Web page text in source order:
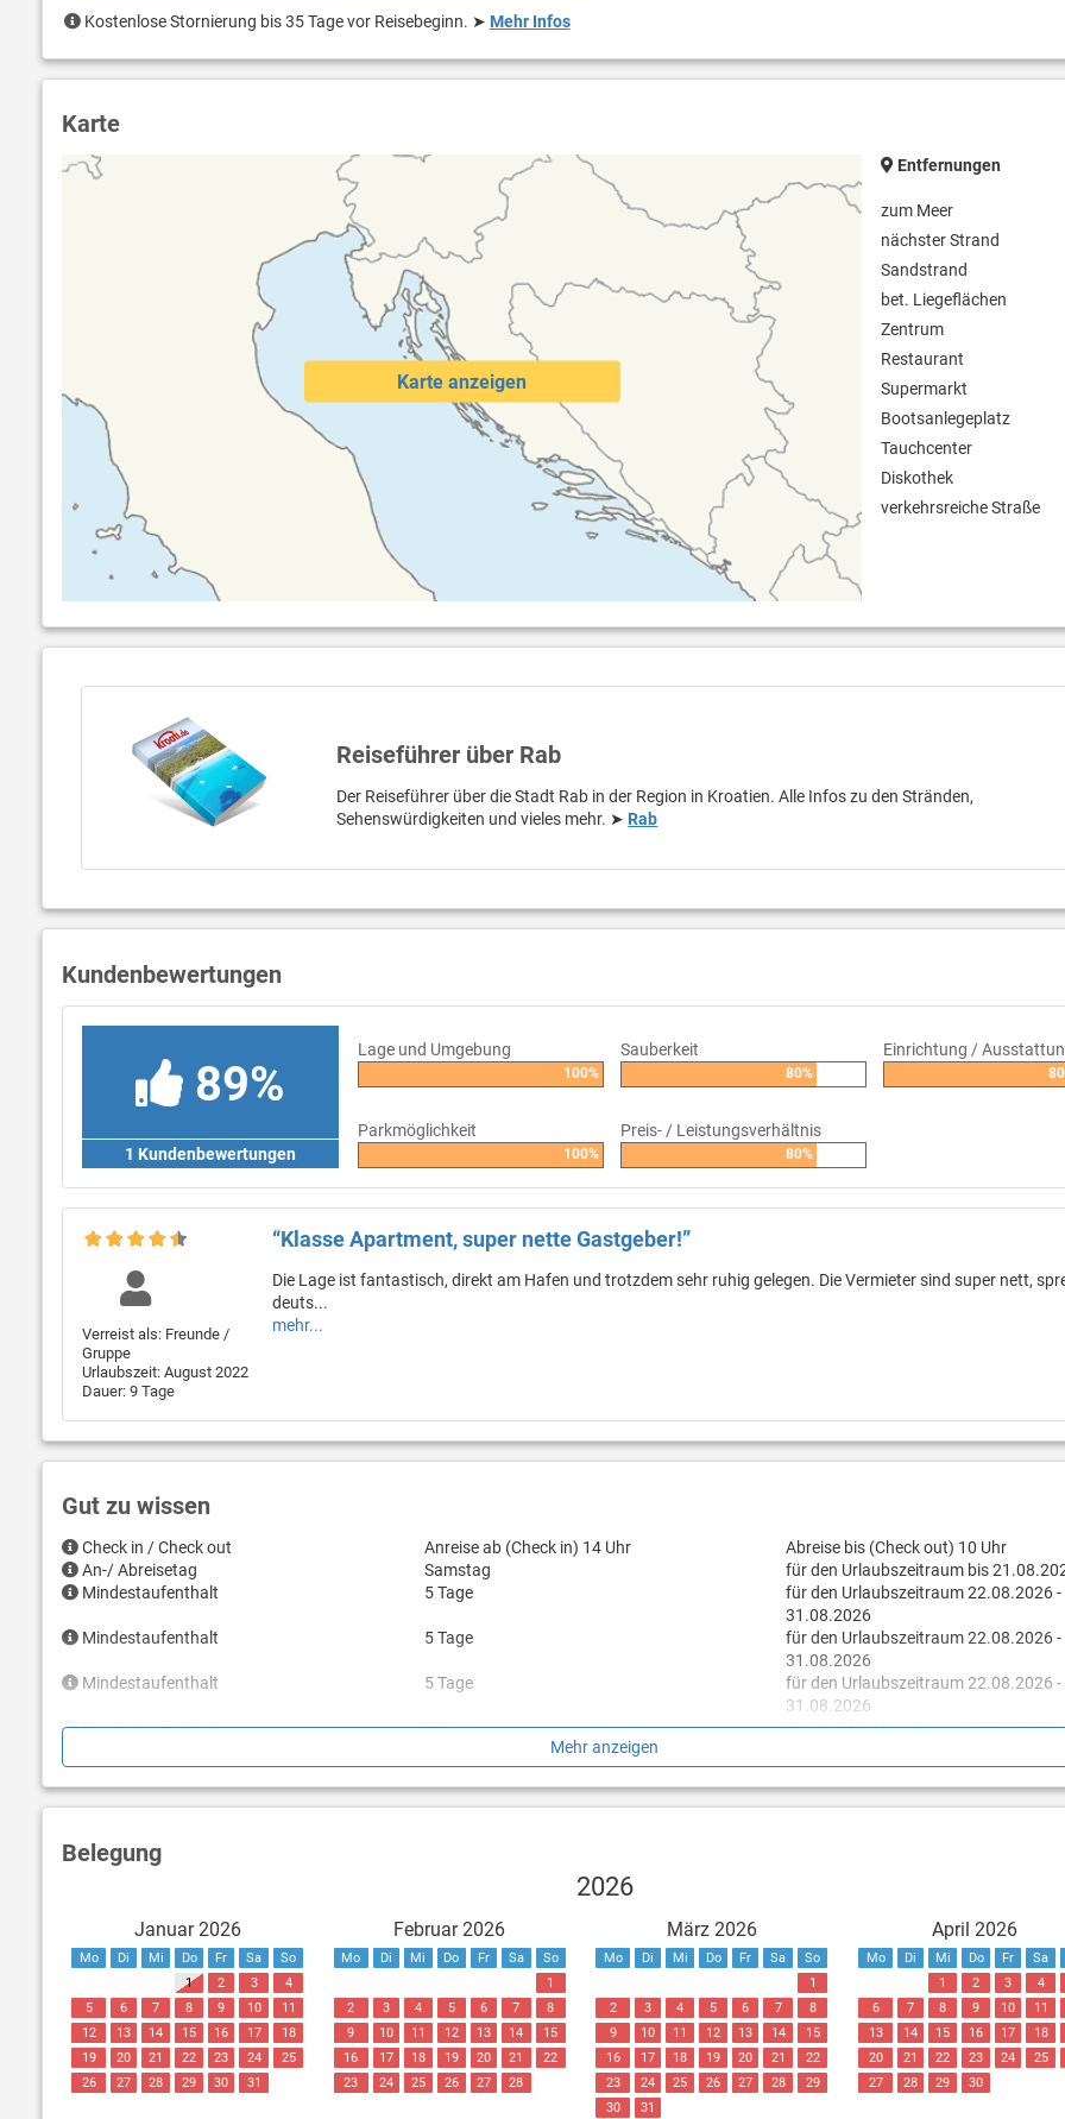
Kostenlose Stornierung bis 35 Tage vor Reisebeginn. ➤ Mehr Infos
Karte
Karte anzeigen
Entfernungen
zum Meer
nächster Strand
Sandstrand
bet. Liegeflächen
Zentrum
Restaurant
Supermarkt
Bootsanlegeplatz
Tauchcenter
Diskothek
verkehrsreiche Straße
Reiseführer über Rab
Der Reiseführer über die Stadt Rab in der Region in Kroatien. Alle Infos zu den Stränden,
Sehenswürdigkeiten und vieles mehr. ➤ Rab
Kundenbewertungen
89%
1 Kundenbewertungen
Lage und Umgebung
100%
Sauberkeit
80%
Einrichtung /
Parkmöglichkeit
100%
Preis- / Leistungsverhältnis
80%
Verreist als: Freunde /
Gruppe
Urlaubszeit: August 2022
Dauer: 9 Tage
“Klasse Apartment, super nette Gastgeber!”
Die Lage ist fantastisch, direkt am Hafen und trotzdem sehr ruhig gelegen. Die Vermieter sind super nett,
deuts...
mehr...
Gut zu wissen
Check in / Check out Anreise ab (Check in) 14 Uhr
Abreise bis (Check out) 10 Uhr
An-/ Abreisetag
Samstag
für den Urlaubszeitraum bis
Mindestaufenthalt
5 Tage
für den Urlaubszeitraum 22.08.2026 -
31.08.2026
Mindestaufenthalt
5 Tage
für den Urlaubszeitraum 22.08.2026 -
31.08.2026
Mindestaufenthalt
5 Tage
für den Urlaubszeitraum 22.08.2026 -
31.08.2026
Mindestaufenthalt
5 Tage
für den Urlaubszeitraum 22.08.2026 -
Mindestaufenthalt
3 Tage
für den Urlaubszeitraum 01.09.2026 -
24.09.2026
Mindestaufenthalt
Mehr anzeigen
Belegung
2026
Januar 2026
Mo Di Mi Do Fr Sa
So
1
2 3
4
5
6 7 8 9 10
11
12
13 14 15 16 17
18
19
20 21 22 23 24
25
26
27 28 29 30 31
Februar 2026
Mo Di Mi Do Fr Sa
So
1
2
3 4 5 6 7
8
9
10 11 12 13 14
15
16
17 18 19 20 21
22
23
24 25 26 27 28
März 2026
Mo Di Mi Do Fr Sa
So
1
2
3 4 5 6 7
8
9
10 11 12 13 14
15
16
17 18 19 20 21
22
23
24 25 26 27 28
29
30
31
April 2026
Mo Di Mi Do Fr
Sa
1
2 3
4
6
7 8 9 10
11
13
14 15 16 17
18
20
21 22 23 24
25
27
28 29 30